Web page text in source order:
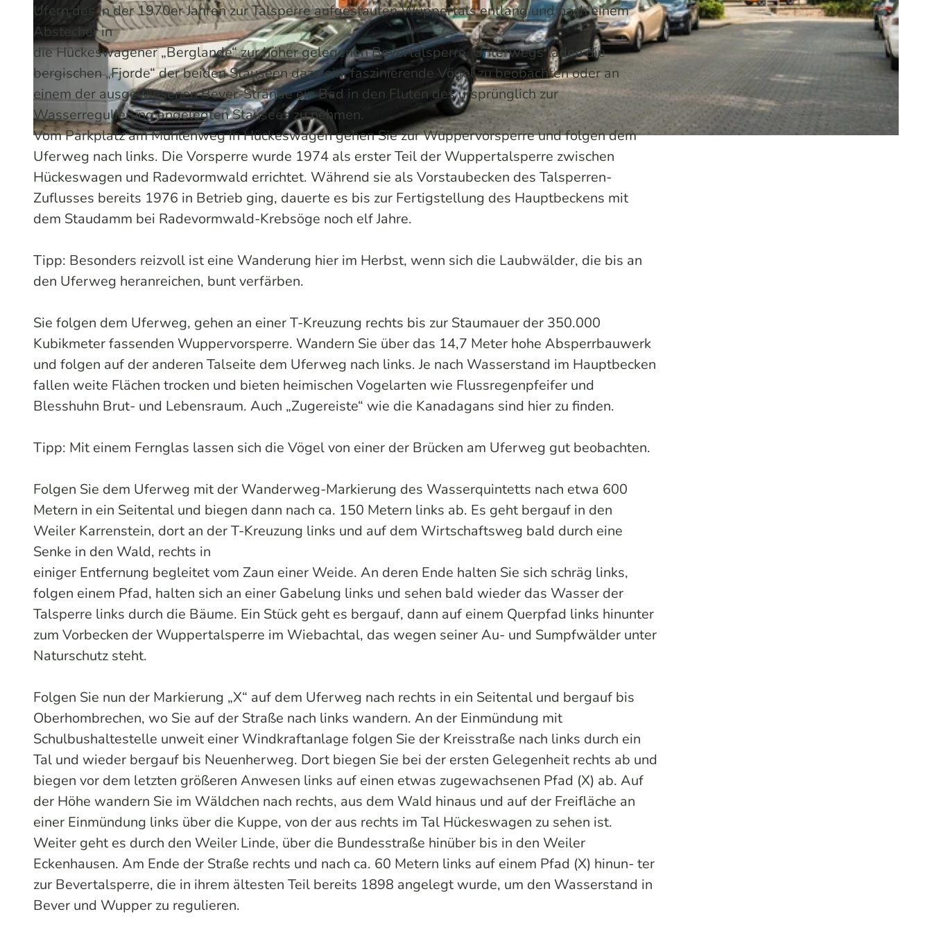
© Dominik Ketz | KI-optimiert |CC-BY-SA
© Dominik Ketz | KI-optimiert |CC-BY-SA
Ufern des in der 1970er Jahren zur Talsperre aufgestauten Wuppertals entlang und nach einem
Abstecher in
die Hückeswagener „Berglande“ zur höher gelegenen Bevertalsperre. Unterwegs laden die
bergischen „Fjorde“ der beiden Stauseen dazu ein, faszinierende Vögel zu beobachten oder an
einem der ausgewiesenen Bever-Strände ein Bad in den Fluten des ursprünglich zur
Wasserregulierung angelegten Stausees zu nehmen.
Vom Parkplatz am Mühlenweg in Hückeswagen gehen Sie zur Wuppervorsperre und folgen dem
Uferweg nach links. Die Vorsperre wurde 1974 als erster Teil der Wuppertalsperre zwischen
Hückeswagen und Radevormwald errichtet. Während sie als Vorstaubecken des Talsperren-
Zuflusses bereits 1976 in Betrieb ging, dauerte es bis zur Fertigstellung des Hauptbeckens mit
dem Staudamm bei Radevormwald-Krebsöge noch elf Jahre.
Tipp: Besonders reizvoll ist eine Wanderung hier im Herbst, wenn sich die Laubwälder, die bis an
den Uferweg heranreichen, bunt verfärben.
Sie folgen dem Uferweg, gehen an einer T-Kreuzung rechts bis zur Staumauer der 350.000
Kubikmeter fassenden Wuppervorsperre. Wandern Sie über das 14,7 Meter hohe Absperrbauwerk
und folgen auf der anderen Talseite dem Uferweg nach links. Je nach Wasserstand im Hauptbecken
fallen weite Flächen trocken und bieten heimischen Vogelarten wie Flussregenpfeifer und
Blesshuhn Brut- und Lebensraum. Auch „Zugereiste“ wie die Kanadagans sind hier zu finden.
Tipp: Mit einem Fernglas lassen sich die Vögel von einer der Brücken am Uferweg gut beobachten.
Folgen Sie dem Uferweg mit der Wanderweg-Markierung des Wasserquintetts nach etwa 600
Metern in ein Seitental und biegen dann nach ca. 150 Metern links ab. Es geht bergauf in den
Weiler Karrenstein, dort an der T-Kreuzung links und auf dem Wirtschaftsweg bald durch eine
Senke in den Wald, rechts in
einiger Entfernung begleitet vom Zaun einer Weide. An deren Ende halten Sie sich schräg links,
folgen einem Pfad, halten sich an einer Gabelung links und sehen bald wieder das Wasser der
Talsperre links durch die Bäume. Ein Stück geht es bergauf, dann auf einem Querpfad links hinunter
zum Vorbecken der Wuppertalsperre im Wiebachtal, das wegen seiner Au- und Sumpfwälder unter
Naturschutz steht.
Folgen Sie nun der Markierung „X“ auf dem Uferweg nach rechts in ein Seitental und bergauf bis
Oberhombrechen, wo Sie auf der Straße nach links wandern. An der Einmündung mit
Schulbushaltestelle unweit einer Windkraftanlage folgen Sie der Kreisstraße nach links durch ein
Tal und wieder bergauf bis Neuenherweg. Dort biegen Sie bei der ersten Gelegenheit rechts ab und
biegen vor dem letzten größeren Anwesen links auf einen etwas zugewachsenen Pfad (X) ab. Auf
der Höhe wandern Sie im Wäldchen nach rechts, aus dem Wald hinaus und auf der Freifläche an
einer Einmündung links über die Kuppe, von der aus rechts im Tal Hückeswagen zu sehen ist.
Weiter geht es durch den Weiler Linde, über die Bundesstraße hinüber bis in den Weiler
Eckenhausen. Am Ende der Straße rechts und nach ca. 60 Metern links auf einem Pfad (X) hinun- ter
zur Bevertalsperre, die in ihrem ältesten Teil bereits 1898 angelegt wurde, um den Wasserstand in
Bever und Wupper zu regulieren.